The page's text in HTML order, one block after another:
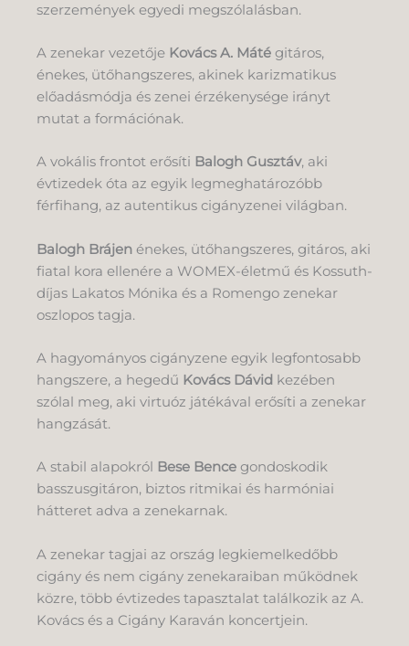
szerzemények egyedi megszólalásban.
A zenekar vezetője Kovács A. Máté gitáros,
énekes, ütőhangszeres, akinek karizmatikus
előadásmódja és zenei érzékenysége irányt
mutat a formációnak.
A vokális frontot erősíti Balogh Gusztáv, aki
évtizedek óta az egyik legmeghatározóbb
férfihang, az autentikus cigányzenei világban.
Balogh Brájen énekes, ütőhangszeres, gitáros, aki
fiatal kora ellenére a WOMEX-életmű és Kossuth-
díjas Lakatos Mónika és a Romengo zenekar
oszlopos tagja.
A hagyományos cigányzene egyik legfontosabb
hangszere, a hegedű Kovács Dávid kezében
szólal meg, aki virtuóz játékával erősíti a zenekar
hangzását.
A stabil alapokról Bese Bence gondoskodik
basszusgitáron, biztos ritmikai és harmóniai
hátteret adva a zenekarnak.
A zenekar tagjai az ország legkiemelkedőbb
cigány és nem cigány zenekaraiban működnek
közre, több évtizedes tapasztalat találkozik az A.
Kovács és a Cigány Karaván koncertjein.